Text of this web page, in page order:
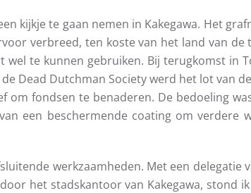
kijkje te gaan nemen in Kakegawa. Het
verbreed, ten koste van het land van de
te kunnen gebruiken. Bij terugkomst in
Dead Dutchman Society werd het lot van
om fondsen te benaderen. De bedoeling
een beschermende coating om verdere
werkzaamheden. Met een delegatie
het stadskantoor van Kakegawa, stond